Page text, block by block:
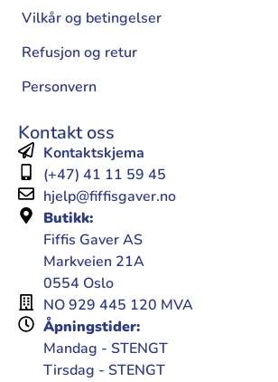
Vilkår og betingelser
Refusjon og retur
Personvern
Kontakt oss
Kontaktskjema
(+47) 41 11 59 45
hjelp@fiffisgaver.no
Butikk:
Fiffis Gaver AS
Markveien 21A
0554 Oslo
NO 929 445 120 MVA
Åpningstider:
Mandag - STENGT
Tirsdag - STENGT